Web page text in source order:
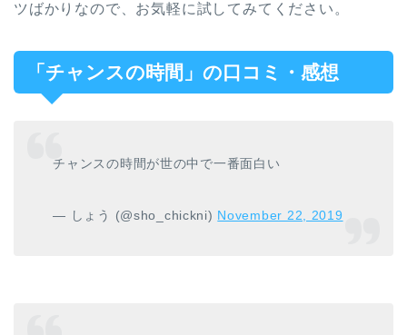
ツばかりなので、お気軽に試してみてください。
「チャンスの時間」の口コミ・感想
チャンスの時間が世の中で一番面白い
— しょう (@sho_chickni) November 22, 2019